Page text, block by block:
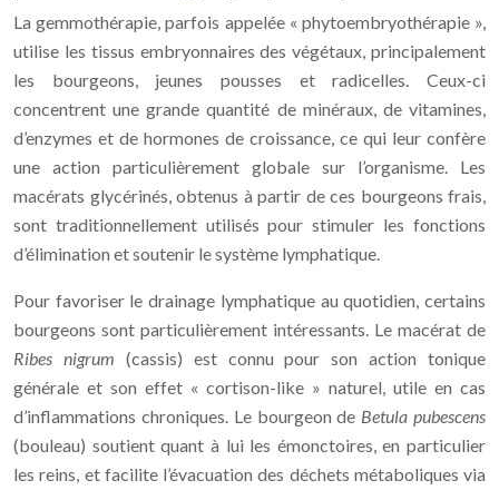
La gemmothérapie, parfois appelée « phytoembryothérapie »,
utilise les tissus embryonnaires des végétaux, principalement
les bourgeons, jeunes pousses et radicelles. Ceux-ci
concentrent une grande quantité de minéraux, de vitamines,
d’enzymes et de hormones de croissance, ce qui leur confère
une action particulièrement globale sur l’organisme. Les
macérats glycérinés, obtenus à partir de ces bourgeons frais,
sont traditionnellement utilisés pour stimuler les fonctions
d’élimination et soutenir le système lymphatique.
Pour favoriser le drainage lymphatique au quotidien, certains
bourgeons sont particulièrement intéressants. Le macérat de
Ribes nigrum (cassis) est connu pour son action tonique
générale et son effet « cortison-like » naturel, utile en cas
d’inflammations chroniques. Le bourgeon de Betula pubescens
(bouleau) soutient quant à lui les émonctoires, en particulier
les reins, et facilite l’évacuation des déchets métaboliques via